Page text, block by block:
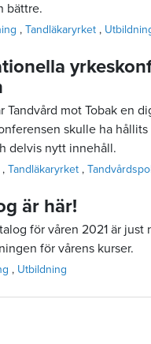
bättre.
Tandläkaryrket
Tandvård mot Tobak en
skulle ha
delvis nytt innehåll.
Tandläkaryrket
är här!
för våren 2021 är
för vårens kurser.
Utbildning